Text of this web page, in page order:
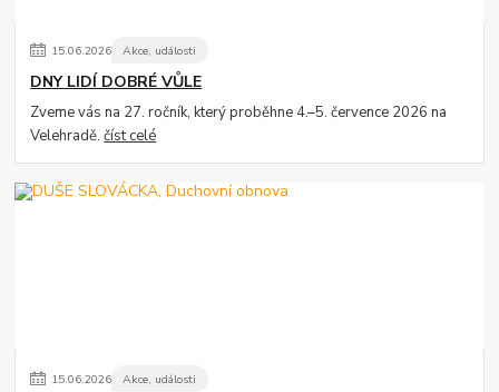
15.06.2026 Akce, události
DNY LIDÍ DOBRÉ VŮLE
Zveme vás na 27. ročník, který proběhne 4.–5. července 2026 na
Velehradě.číst celé
15.06.2026 Akce, události